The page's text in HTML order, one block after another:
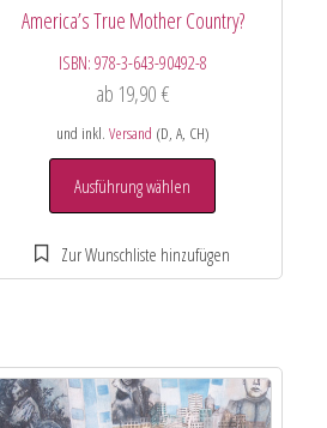
America’s True Mother Country?
ISBN: 978-3-643-90492-8
ab 19,90 €
und inkl. Versand (D, A, CH)
Ausführung wählen